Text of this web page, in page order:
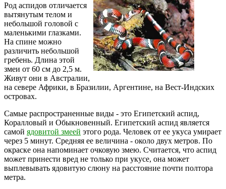
Род аспидов отличается
вытянутым телом и
небольшой головой с
маленькими глазками.
На спине можно
различить небольшой
гребень. Длина этой
змеи от 60 см до 2,5 м.
Живут они в Австралии,
на севере Африки, в Бразилии, Аргентине, на Вест-Индских
островах.
Самые распространенные виды - это Египетский аспид,
Коралловый и Обыкновенный. Египетский аспид является
самой ядовитой змеей этого рода. Человек от ее укуса умирает
через 5 минут. Средняя ее величина - около двух метров. По
окраске она напоминает очковую змею. Считается, что аспид
может принести вред не только при укусе, она может
выплевывать ядовитую слюну на расстояние почти полтора
метра.